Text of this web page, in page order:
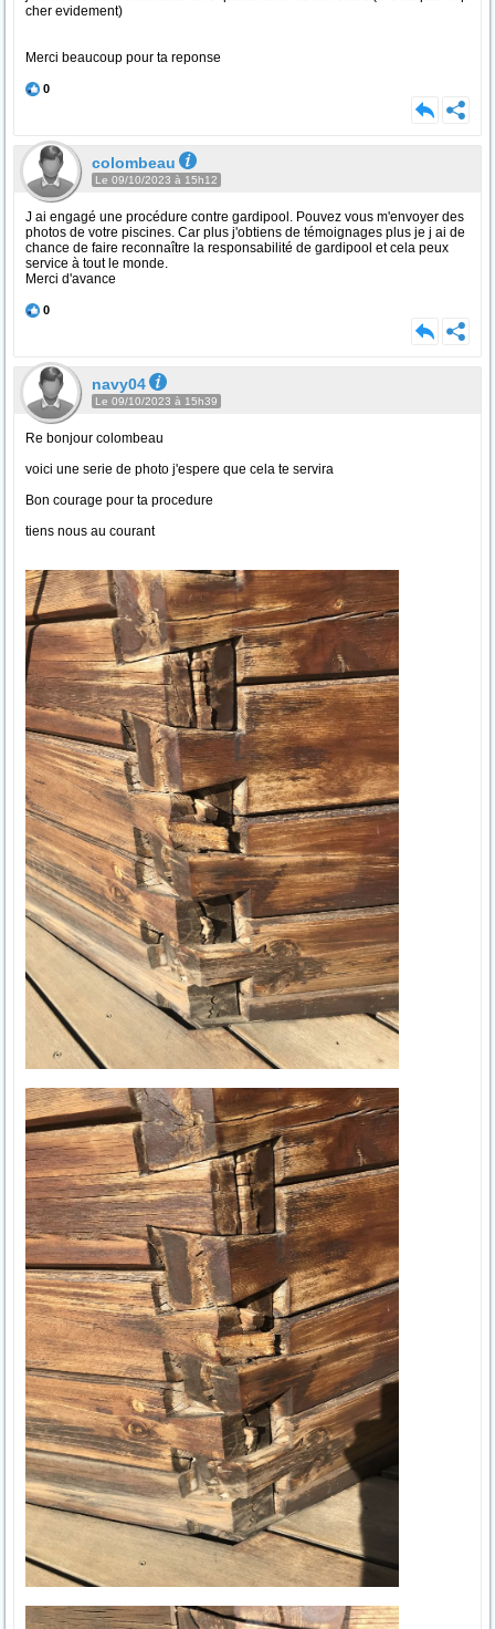
cher evidement)
Merci beaucoup pour ta reponse
0
colombeau
Le 09/10/2023 à 15h12
J ai engagé une procédure contre gardipool. Pouvez vous m'envoyer des
photos de votre piscines. Car plus j'obtiens de témoignages plus je j ai de
chance de faire reconnaître la responsabilité de gardipool et cela peux
service à tout le monde.
Merci d'avance
0
navy04
Le 09/10/2023 à 15h39
Re bonjour colombeau
voici une serie de photo j'espere que cela te servira
Bon courage pour ta procedure
tiens nous au courant